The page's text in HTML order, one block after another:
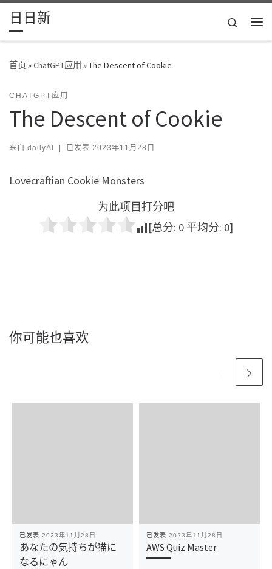
Skip to content
日日新
Search
首页»ChatGPT应用 »The Descent of Cookie
CHATGPT应用
The Descent of Cookie
来自 dailyAI | 已发表 2023年11月28日
Lovecraftian Cookie Monsters
为此项目打分吧
[总分: 0 平均分: 0]
你可能也喜欢
已发表 2023年11月28日
あなたの気持ちが猫に
なるにゃん
已发表 2023年11月28日
AWS Quiz Master